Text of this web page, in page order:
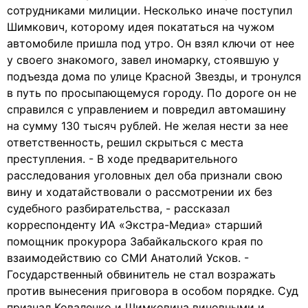
сотрудниками милиции. Несколько иначе поступил
Шимкович, которому идея покататься на чужом
автомобиле пришла под утро. Он взял ключи от нее
у своего знакомого, завел иномарку, стоявшую у
подъезда дома по улице Красной Звезды, и тронулся
в путь по просыпающемуся городу. По дороге он не
справился с управлением и повредил автомашину
на сумму 130 тысяч рублей. Не желая нести за нее
ответственность, решил скрыться с места
преступления. - В ходе предварительного
расследования уголовных дел оба признали свою
вину и ходатайствовали о рассмотрении их без
судебного разбирательства, - рассказал
корреспонденту ИА «Экстра-Медиа» старший
помощник прокурора Забайкальского края по
взаимодействию со СМИ Анатолий Усков. -
Государственный обвинитель не стал возражать
против вынесения приговора в особом порядке. Суд